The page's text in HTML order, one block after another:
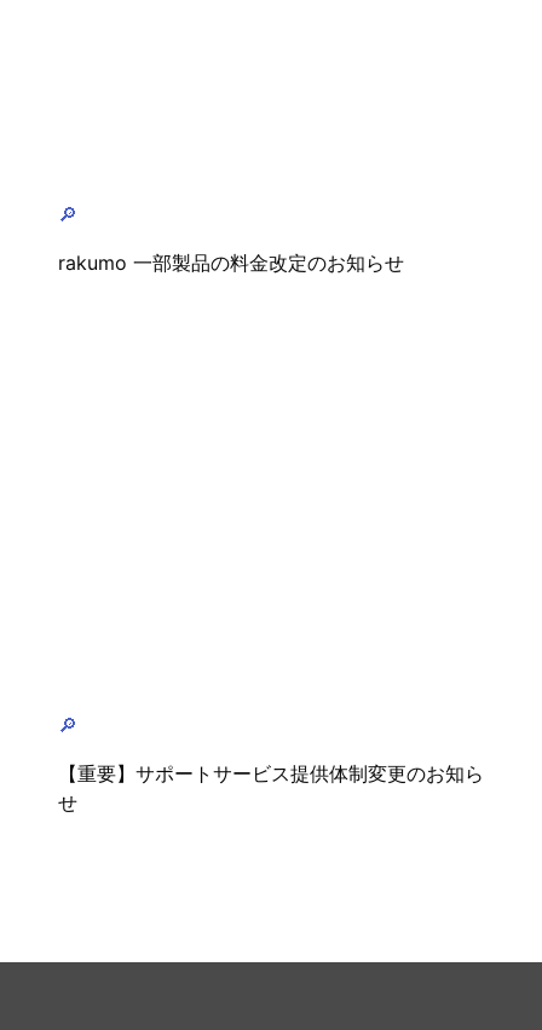
🔎
rakumo 一部製品の料金改定のお知らせ
🔎
【重要】サポートサービス提供体制変更のお知ら
せ